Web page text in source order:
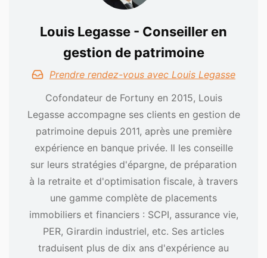
Louis Legasse - Conseiller en
gestion de patrimoine
Prendre rendez-vous avec Louis Legasse
Cofondateur de Fortuny en 2015, Louis
Legasse accompagne ses clients en gestion de
patrimoine depuis 2011, après une première
expérience en banque privée. Il les conseille
sur leurs stratégies d'épargne, de préparation
à la retraite et d'optimisation fiscale, à travers
une gamme complète de placements
immobiliers et financiers : SCPI, assurance vie,
PER, Girardin industriel, etc. Ses articles
traduisent plus de dix ans d'expérience au